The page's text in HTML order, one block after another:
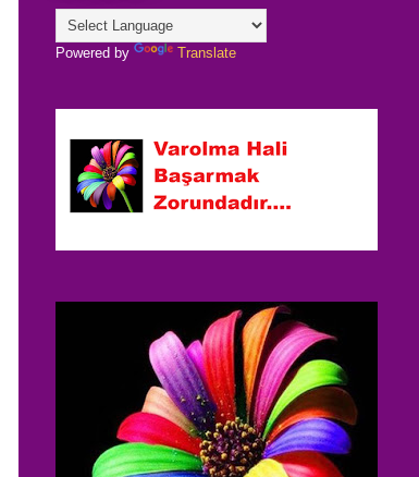
Powered by Translate